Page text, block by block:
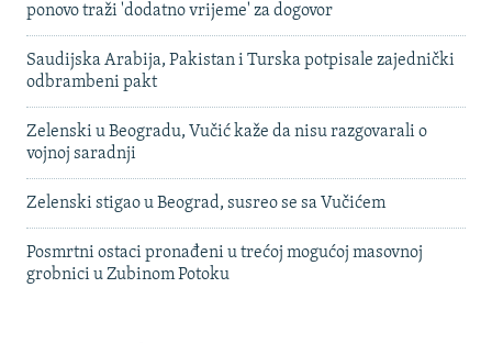
ponovo traži 'dodatno vrijeme' za dogovor
Saudijska Arabija, Pakistan i Turska potpisale zajednički
odbrambeni pakt
Zelenski u Beogradu, Vučić kaže da nisu razgovarali o
vojnoj saradnji
Zelenski stigao u Beograd, susreo se sa Vučićem
Posmrtni ostaci pronađeni u trećoj mogućoj masovnoj
grobnici u Zubinom Potoku